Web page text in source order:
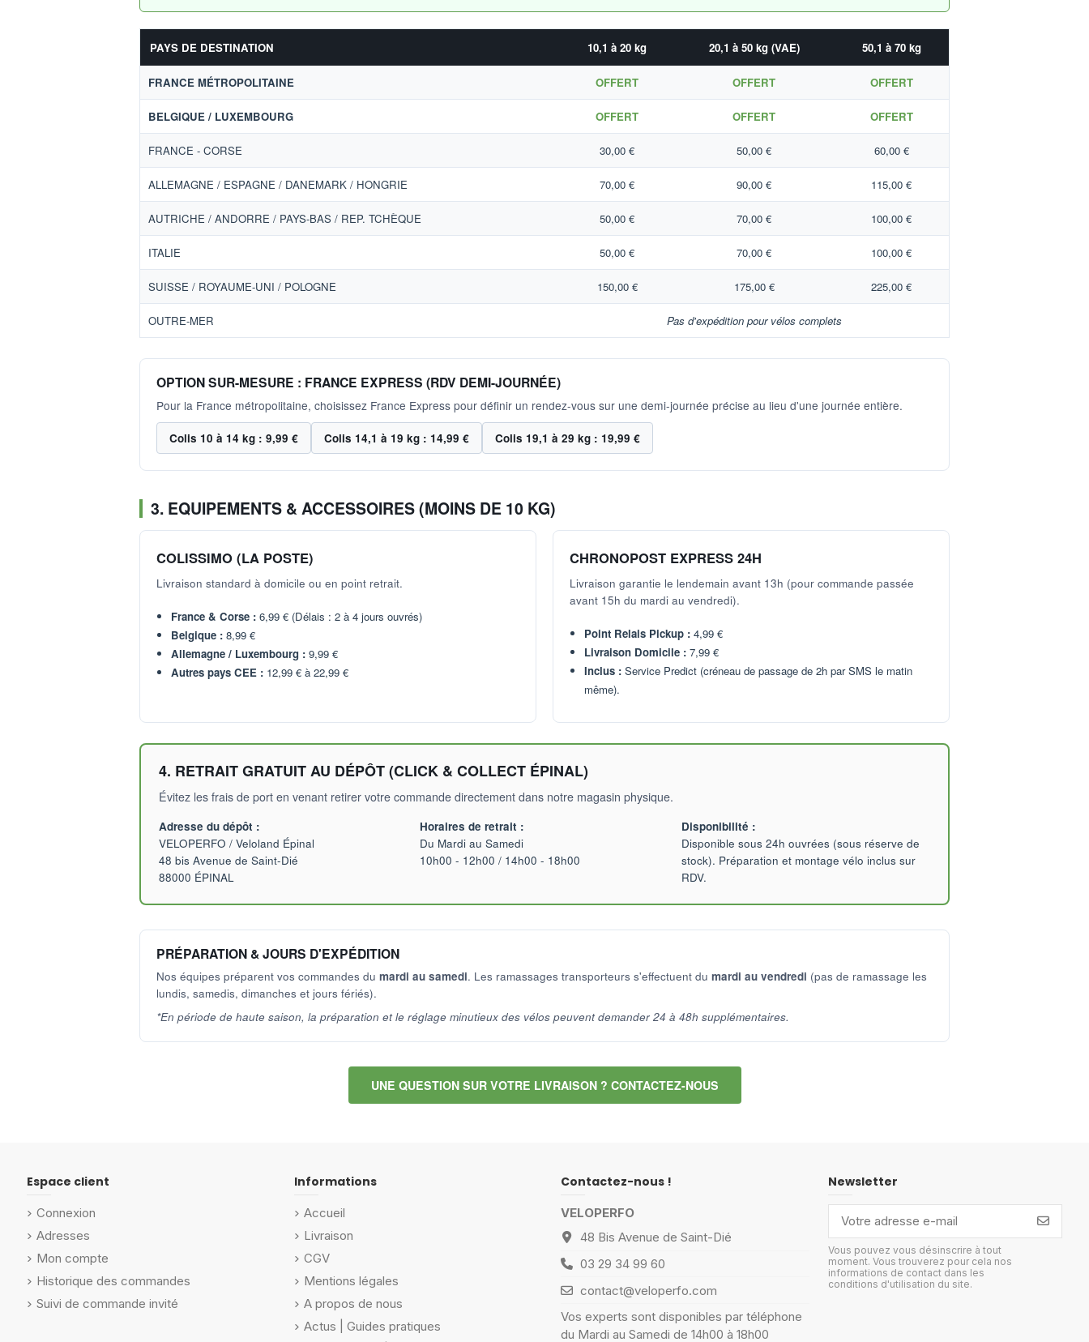
PAYS DE DESTINATION 10,1 à 20 kg 20,1 à 50 kg (VAE) 50,1 à 70 kg
FRANCE MÉTROPOLITAINE OFFERT OFFERT OFFERT
BELGIQUE / LUXEMBOURG OFFERT OFFERT OFFERT
FRANCE - CORSE 30,00 € 50,00 € 60,00 €
ALLEMAGNE / ESPAGNE / DANEMARK / HONGRIE 70,00 € 90,00 € 115,00 €
AUTRICHE / ANDORRE / PAYS-BAS / REP. TCHÈQUE 50,00 € 70,00 € 100,00 €
ITALIE 50,00 € 70,00 € 100,00 €
SUISSE / ROYAUME-UNI / POLOGNE 150,00 € 175,00 € 225,00 €
OUTRE-MER Pas d'expédition pour vélos complets
OPTION SUR-MESURE : FRANCE EXPRESS (RDV DEMI-JOURNÉE)
Pour la France métropolitaine, choisissez France Express pour définir un rendez-vous sur une demi-journée précise au lieu d'une journée entière.
Colis 10 à 14 kg : 9,99 € Colis 14,1 à 19 kg : 14,99 € Colis 19,1 à 29 kg : 19,99 €
3. EQUIPEMENTS & ACCESSOIRES (MOINS DE 10 KG)
COLISSIMO (LA POSTE)
Livraison standard à domicile ou en point retrait.
France & Corse : 6,99 € (Délais : 2 à 4 jours ouvrés)
Belgique : 8,99 €
Allemagne / Luxembourg : 9,99 €
Autres pays CEE : 12,99 € à 22,99 €
CHRONOPOST EXPRESS 24H
Livraison garantie le lendemain avant 13h (pour commande passée
avant 15h du mardi au vendredi).
Point Relais Pickup : 4,99 €
Livraison Domicile : 7,99 €
Inclus : Service Predict (créneau de passage de 2h par SMS le matin
même).
4. RETRAIT GRATUIT AU DÉPÔT (CLICK & COLLECT ÉPINAL)
Évitez les frais de port en venant retirer votre commande directement dans notre magasin physique.
Adresse du dépôt :
VELOPERFO / Veloland Épinal
48 bis Avenue de Saint-Dié
88000 ÉPINAL
Horaires de retrait :
Du Mardi au Samedi
10h00 - 12h00 / 14h00 - 18h00
Disponibilité :
Disponible sous 24h ouvrées (sous réserve de
stock). Préparation et montage vélo inclus sur
RDV.
PRÉPARATION & JOURS D'EXPÉDITION
Nos équipes préparent vos commandes du mardi au samedi. Les ramassages transporteurs s'effectuent du mardi au vendredi (pas de ramassage les
lundis, samedis, dimanches et jours fériés).
*En période de haute saison, la préparation et le réglage minutieux des vélos peuvent demander 24 à 48h supplémentaires.
UNE QUESTION SUR VOTRE LIVRAISON ? CONTACTEZ-NOUS
Espace client
Connexion
Adresses
Mon compte
Historique des commandes
Suivi de commande invité
Informations
Accueil
Livraison
CGV
Mentions légales
A propos de nous
Actus | Guides pratiques
Contactez-nous !
VELOPERFO
48 Bis Avenue de Saint-Dié
03 29 34 99 60
contact@veloperfo.com
Vos experts sont disponibles par téléphone
du Mardi au Samedi de 14h00 à 18h00
Newsletter
Vous pouvez vous désinscrire à tout
moment. Vous trouverez pour cela nos
informations de contact dans les
conditions d'utilisation du site.